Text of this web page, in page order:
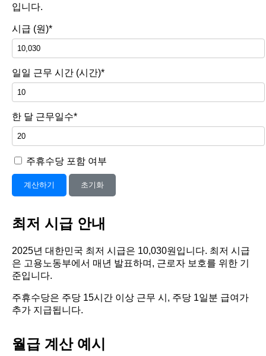
입니다.
시급 (원)*
일일 근무 시간 (시간)*
한 달 근무일수*
주휴수당 포함 여부
계산하기 초기화
최저 시급 안내
2025년 대한민국 최저 시급은 10,030원입니다. 최저 시급
은 고용노동부에서 매년 발표하며, 근로자 보호를 위한 기
준입니다.
주휴수당은 주당 15시간 이상 근무 시, 주당 1일분 급여가
추가 지급됩니다.
월급 계산 예시